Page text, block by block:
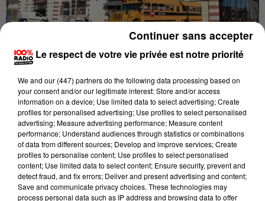
Publié : 21 mars 2022 à 12h02 par Brice Vidal
Interpellé dans le Gers samedi, l'auteur présumé du
coup de poing qui a tué Enzo Peridy est déféré ce
lundi en vue de sa mise en examen. Les faits se sont
produits dans la nuit de vendredi à samedi quartier
de l’Arsenal à Tarbes lors d'une soirée arrosée.
Le respect de votre vie privée est notre priorité
We and our (447) partnersdo the following data processing based on
your consent and/or our legitimate interest: Store and/or access
information on a device; Use limited data to select advertising; Create
profiles for personalised advertising; Use profiles to select personalised
advertising; Measure advertising performance; Measure content
performance; Understand audiences through statistics or combinations
of data from different sources; Develop and improve services; Create
profiles to personalise content; Use profiles to select personalised
content; Use limited data to select content; Ensure security, prevent and
detect fraud, and fix errors; Deliver and present advertising and content;
Save and communicate privacy choices. These technologies may
process personal data such as IP address and browsing data to offer
Continuer sans accepter